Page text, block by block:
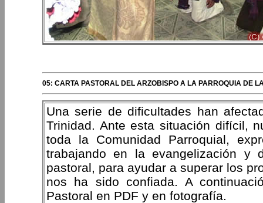
05: CARTA PASTORAL DEL ARZOBISPO A LA PARROQUIA DE
Una serie de dificultades han
Trinidad. Ante esta situación difícil,
toda la Comunidad Parroquial,
trabajando en la evangelización y
pastoral, para ayudar a superar los
nos ha sido confiada. A
Pastoral en PDF y en fotografía.